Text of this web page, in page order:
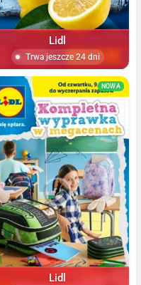
Lidl
Trwa jeszcze 24 dni
NOWA
Lidl